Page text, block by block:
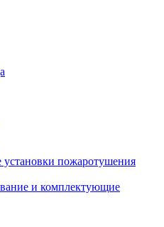
установки пожаротушения
и комплектующие